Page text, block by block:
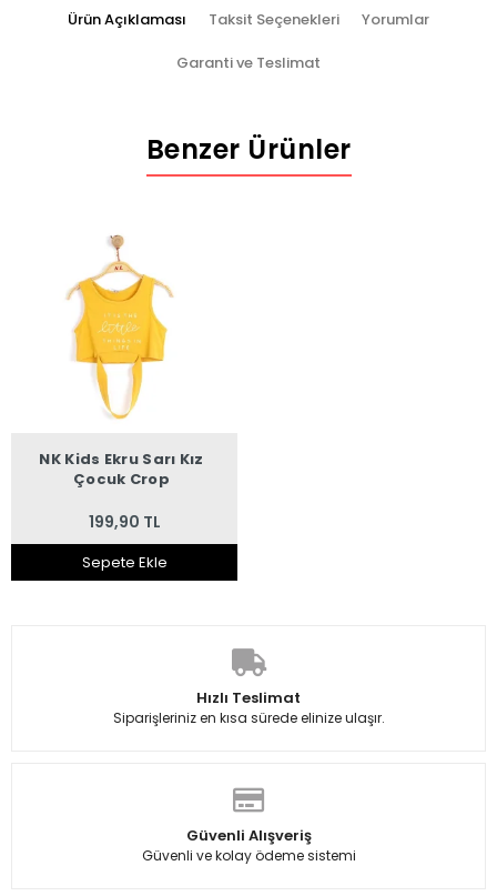
Ürün Açıklaması Taksit Seçenekleri Yorumlar
Garanti ve Teslimat
Benzer Ürünler
NK Kids Ekru Sarı Kız
Çocuk Crop
199,90 TL
Sepete Ekle
Hızlı Teslimat
Siparişleriniz en kısa sürede elinize ulaşır.
Güvenli Alışveriş
Güvenli ve kolay ödeme sistemi